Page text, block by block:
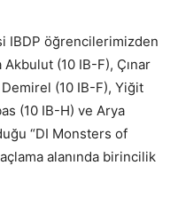
IBDP öğrencilerimizden
(10 IB-F), Çınar
(10 IB-F), Yiğit
(10 IB-H) ve Arya
“DI Monsters of
alanında birincilik